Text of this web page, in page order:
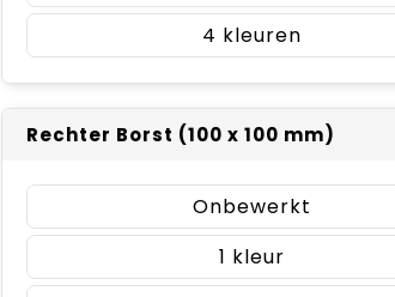
4
Rechter Borst (100 x 100 mm)
Onbewerkt
1